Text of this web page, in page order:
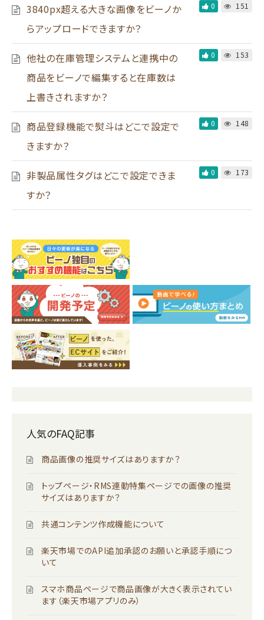
3840px超える大きな画像をビーノか
らアップロードできますか？
0 151
他社の在庫管理システムと連携中の
商品をビーノで編集すると在庫数は
上書きされますか？
0 153
商品登録機能で熨斗はどこで設定で
きますか？
0 148
非製品属性タグはどこで設定できま
すか？
0 173
人気のFAQ記事
商品画像の推奨サイズはありますか？
トップページ・RMS連動特集ページでの画像の推奨
サイズはありますか？
共通コンテンツ作成機能について
楽天市場でのAPI追加承認のお願いと承認手順につ
いて
スマホ商品ページで商品画像が大きく表示されてい
ます（楽天市場アプリのみ）